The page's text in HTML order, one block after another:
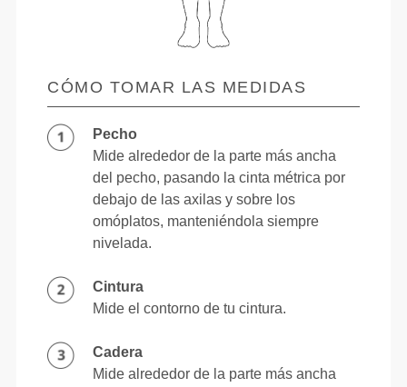
CÓMO TOMAR LAS MEDIDAS
Pecho
Mide alrededor de la parte más ancha
del pecho, pasando la cinta métrica por
debajo de las axilas y sobre los
omóplatos, manteniéndola siempre
nivelada.
Cintura
Mide el contorno de tu cintura.
Cadera
Mide alrededor de la parte más ancha